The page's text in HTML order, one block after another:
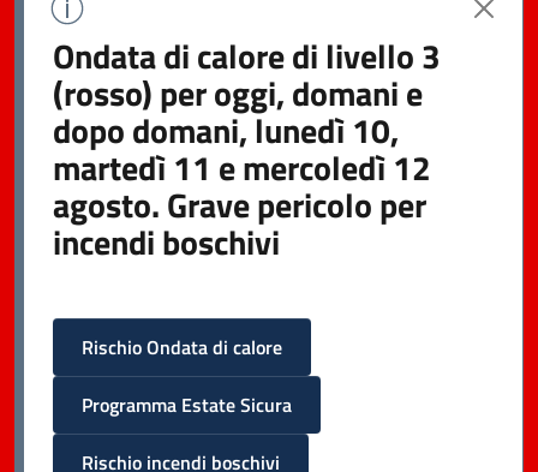
Ondata di calore di livello 3
(rosso) per oggi, domani e
dopo domani, lunedì 10,
martedì 11 e mercoledì 12
agosto. Grave pericolo per
incendi boschivi
Rischio Ondata di calore
Programma Estate Sicura
Rischio incendi boschivi